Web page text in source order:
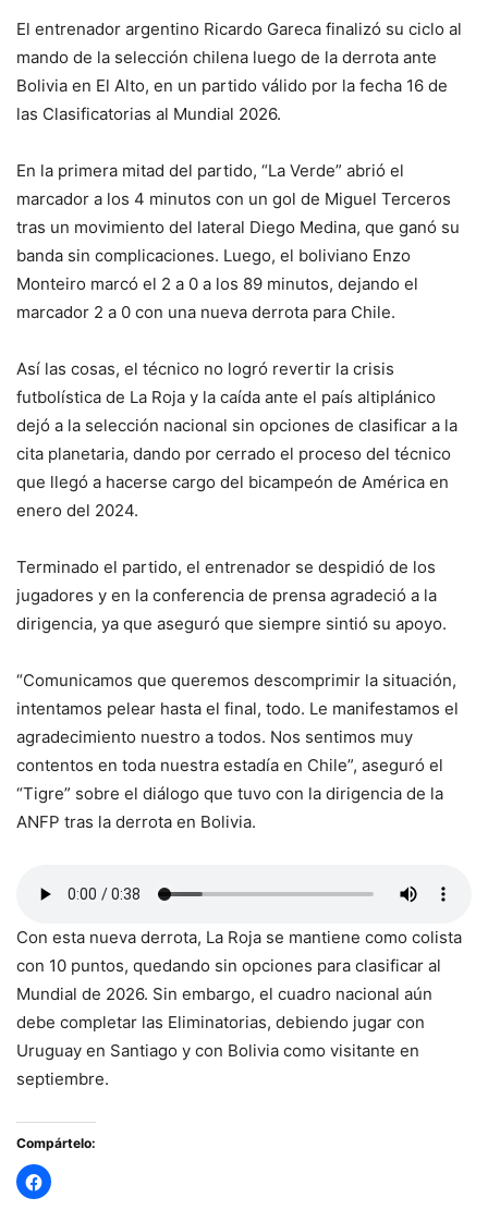
El entrenador argentino Ricardo Gareca finalizó su ciclo al
mando de la selección chilena luego de la derrota ante
Bolivia en El Alto, en un partido válido por la fecha 16 de
las Clasificatorias al Mundial 2026.
En la primera mitad del partido, “La Verde” abrió el
marcador a los 4 minutos con un gol de Miguel Terceros
tras un movimiento del lateral Diego Medina, que ganó su
banda sin complicaciones. Luego, el boliviano Enzo
Monteiro marcó el 2 a 0 a los 89 minutos, dejando el
marcador 2 a 0 con una nueva derrota para Chile.
Así las cosas, el técnico no logró revertir la crisis
futbolística de La Roja y la caída ante el país altiplánico
dejó a la selección nacional sin opciones de clasificar a la
cita planetaria, dando por cerrado el proceso del técnico
que llegó a hacerse cargo del bicampeón de América en
enero del 2024.
Terminado el partido, el entrenador se despidió de los
jugadores y en la conferencia de prensa agradeció a la
dirigencia, ya que aseguró que siempre sintió su apoyo.
“Comunicamos que queremos descomprimir la situación,
intentamos pelear hasta el final, todo. Le manifestamos el
agradecimiento nuestro a todos. Nos sentimos muy
contentos en toda nuestra estadía en Chile”, aseguró el
“Tigre” sobre el diálogo que tuvo con la dirigencia de la
ANFP tras la derrota en Bolivia.
Con esta nueva derrota, La Roja se mantiene como colista
con 10 puntos, quedando sin opciones para clasificar al
Mundial de 2026. Sin embargo, el cuadro nacional aún
debe completar las Eliminatorias, debiendo jugar con
Uruguay en Santiago y con Bolivia como visitante en
septiembre.
Compártelo: